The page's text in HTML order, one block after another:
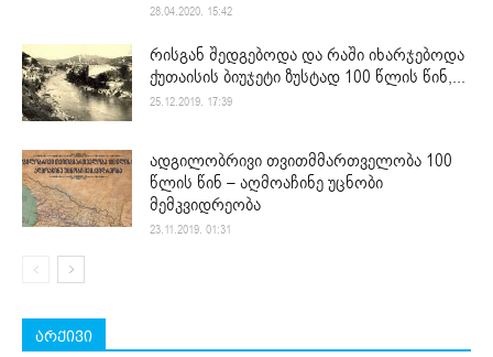
28.04.2020. 15:42
რისგან შედგებოდა და რაში იხარჯებოდა
ქუთაისის ბიუჯეტი ზუსტად 100 წლის წინ,...
25.12.2019. 17:39
ადგილობრივი თვითმმართველობა 100
წლის წინ – აღმოაჩინე უცნობი
მემკვიდრეობა
23.11.2019. 01:31
არქივი